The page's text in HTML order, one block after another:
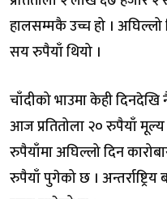
हालसम्मकै उच्च हो ।
सय रुपैयाँ थियो ।
चाँदीको भाउमा केही
आज प्रतितोला २० रुपैयाँ
रुपैयाँमा अघिल्लो दिन
रुपैयाँ पुगेको छ ।